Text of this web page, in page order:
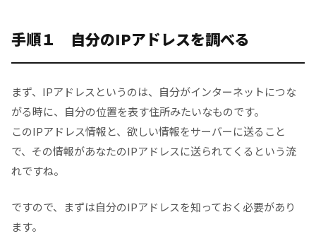
手順１ 自分のIPアドレスを調べる
まず、IPアドレスというのは、自分がインターネットにつな
がる時に、自分の位置を表す住所みたいなものです。
このIPアドレス情報と、欲しい情報をサーバーに送ること
で、その情報があなたのIPアドレスに送られてくるという流
れですね。
ですので、まずは自分のIPアドレスを知っておく必要があり
ます。